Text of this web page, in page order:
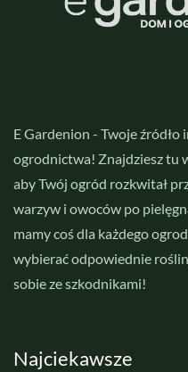
E Gardenion - Twoje
ogrodnictwa! Znajdziesz tu
aby Twój ogród rozkwitał
warzyw i owoców po
mamy coś dla każdego
wybierać odpowiednie
sobie ze szkodnikami!
Najciekawsze